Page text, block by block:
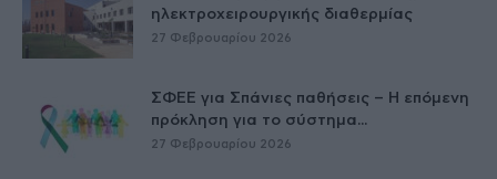
ηλεκτροχειρουργικής διαθερμίας
27 Φεβρουαρίου 2026
ΣΦΕΕ για Σπάνιες παθήσεις – Η επόμενη
πρόκληση για το σύστημα...
27 Φεβρουαρίου 2026